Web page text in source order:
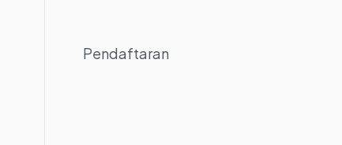
Pendaftaran